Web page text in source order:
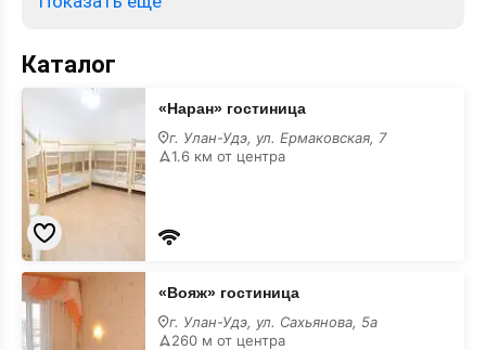
Каталог
«Наран»
гостиница
в
центре
«Наран» гостиница
г. Улан-Удэ, ул. Ермаковская, 7
1.6 км от центра
«Вояж»
гостиница
центре
«Вояж» гостиница
г. Улан-Удэ, ул. Сахьянова, 5а
260 м от центра